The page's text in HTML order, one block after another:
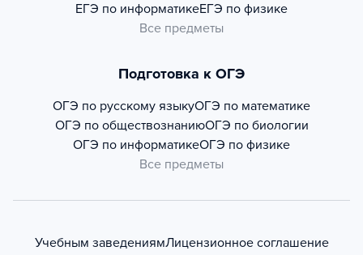
ЕГЭ по информатикеЕГЭ по физике
Все предметы
Подготовка к ОГЭ
ОГЭ по русскому языкуОГЭ по математике
ОГЭ по обществознаниюОГЭ по биологии
ОГЭ по информатикеОГЭ по физике
Все предметы
Учебным заведениямЛицензионное соглашение